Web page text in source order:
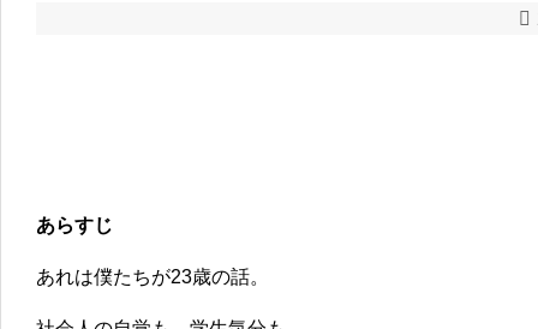
あらすじ
あれは僕たちが23歳の話。